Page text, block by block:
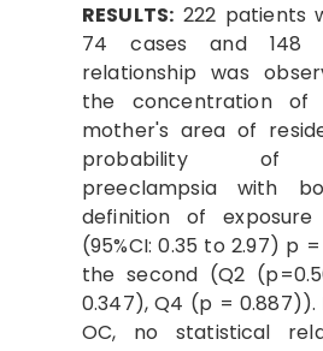
RESULTS: 222 patients
74 cases and 148
relationship was
the concentration of
mother's area of
probability of
preeclampsia with
definition of exposure
(95%CI: 0.35 to 2.97) p
the second (Q2
0.347), Q4 (p =
OC, no statistical